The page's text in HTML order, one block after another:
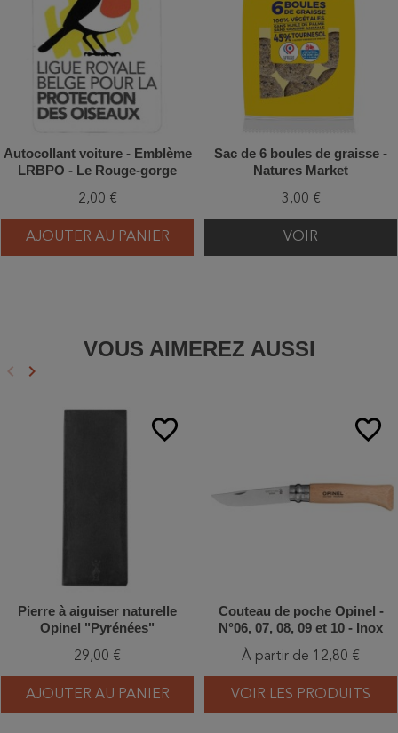
Autocollant voiture - Emblème
LRBPO - Le Rouge-gorge
2,00 €
AJOUTER AU PANIER
Sac de 6 boules de graisse -
Natures Market
3,00 €
VOIR
VOUS AIMEREZ AUSSI
Précédent
keyboard_arrow_left Suivant
keyboard_arrow_right
favorite_border
Pierre à aiguiser naturelle
Opinel "Pyrénées"
29,00 €
AJOUTER AU PANIER
favorite_border
Couteau de poche Opinel -
N°06, 07, 08, 09 et 10 - Inox
À partir de 12,80 €
VOIR LES PRODUITS